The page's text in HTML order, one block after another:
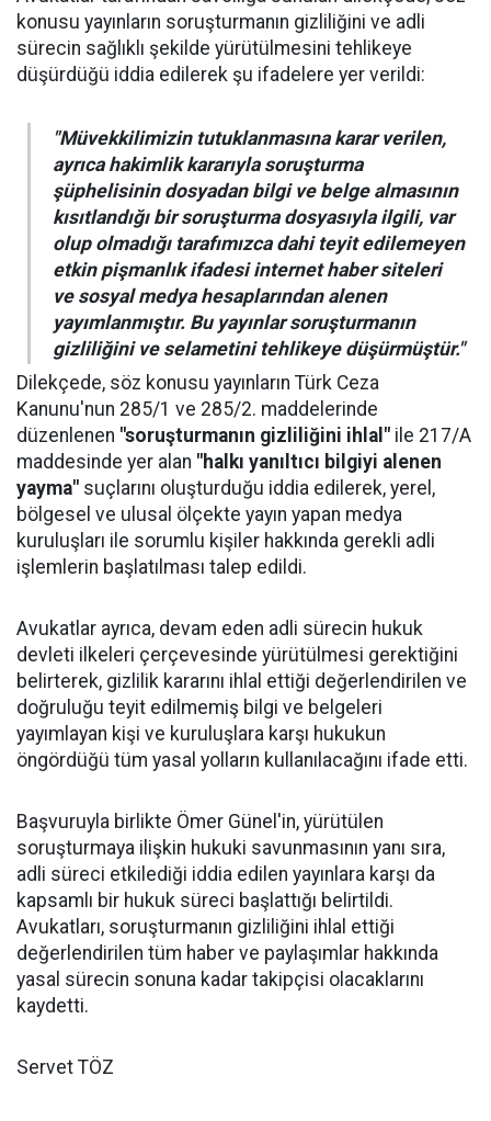
konusu yayınların soruşturmanın gizliliğini ve adli
sürecin sağlıklı şekilde yürütülmesini tehlikeye
düşürdüğü iddia edilerek şu ifadelere yer verildi:
"Müvekkilimizin tutuklanmasına karar verilen,
ayrıca hakimlik kararıyla soruşturma
şüphelisinin dosyadan bilgi ve belge almasının
kısıtlandığı bir soruşturma dosyasıyla ilgili, var
olup olmadığı tarafımızca dahi teyit edilemeyen
etkin pişmanlık ifadesi internet haber siteleri
ve sosyal medya hesaplarından alenen
yayımlanmıştır. Bu yayınlar soruşturmanın
gizliliğini ve selametini tehlikeye düşürmüştür."
Dilekçede, söz konusu yayınların Türk Ceza
Kanunu'nun 285/1 ve 285/2. maddelerinde
düzenlenen "soruşturmanın gizliliğini ihlal" ile 217/A
maddesinde yer alan "halkı yanıltıcı bilgiyi alenen
yayma" suçlarını oluşturduğu iddia edilerek, yerel,
bölgesel ve ulusal ölçekte yayın yapan medya
kuruluşları ile sorumlu kişiler hakkında gerekli adli
işlemlerin başlatılması talep edildi.
Avukatlar ayrıca, devam eden adli sürecin hukuk
devleti ilkeleri çerçevesinde yürütülmesi gerektiğini
belirterek, gizlilik kararını ihlal ettiği değerlendirilen ve
doğruluğu teyit edilmemiş bilgi ve belgeleri
yayımlayan kişi ve kuruluşlara karşı hukukun
öngördüğü tüm yasal yolların kullanılacağını ifade etti.
Başvuruyla birlikte Ömer Günel'in, yürütülen
soruşturmaya ilişkin hukuki savunmasının yanı sıra,
adli süreci etkilediği iddia edilen yayınlara karşı da
kapsamlı bir hukuk süreci başlattığı belirtildi.
Avukatları, soruşturmanın gizliliğini ihlal ettiği
değerlendirilen tüm haber ve paylaşımlar hakkında
yasal sürecin sonuna kadar takipçisi olacaklarını
kaydetti.
Servet TÖZ